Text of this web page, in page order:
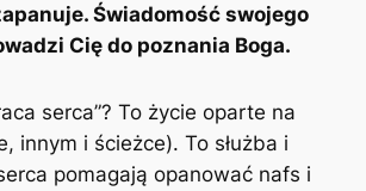
Świadomość swojego
Cię do poznania Boga.
serca”? To życie oparte na
innym i ścieżce). To służba i
pomagają opanować nafs i